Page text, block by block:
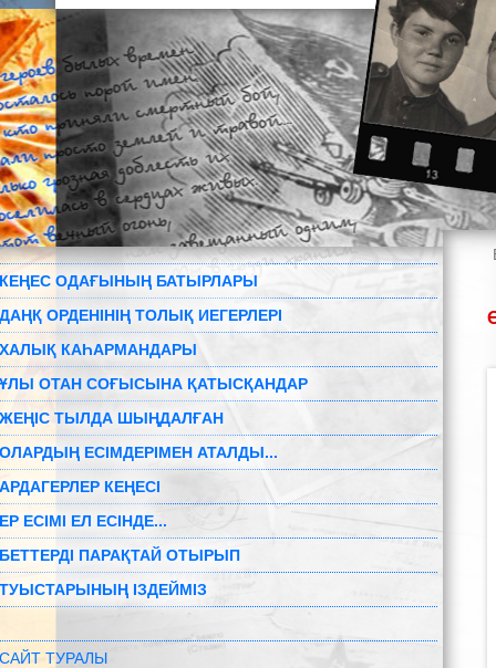
КЕҢЕС ОДАҒЫНЫҢ БАТЫРЛАРЫ
ДАҢҚ ОРДЕНІНІҢ ТОЛЫҚ ИЕГЕРЛЕРІ
ХАЛЫҚ КАҺАРМАНДАРЫ
ҰЛЫ ОТАН СОҒЫСЫНА ҚАТЫСҚАНДАР
ЖЕҢІС ТЫЛДА ШЫҢДАЛҒАН
ОЛАРДЫҢ ЕСІМДЕРІМЕН АТАЛДЫ...
АРДАГЕРЛЕР КЕҢЕСІ
ЕР ЕСІМІ ЕЛ ЕСІНДЕ...
БЕТТЕРДІ ПАРАҚТАЙ ОТЫРЫП
ТУЫСТАРЫНЫҢ ІЗДЕЙМІЗ
САЙТ ТУРАЛЫ